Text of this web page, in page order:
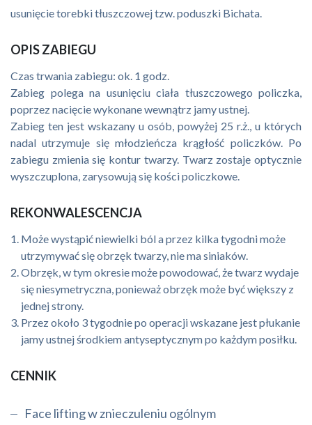
usunięcie torebki tłuszczowej tzw. poduszki Bichata.
OPIS ZABIEGU
Czas trwania zabiegu: ok. 1 godz.
Zabieg polega na usunięciu ciała tłuszczowego policzka,
poprzez nacięcie wykonane wewnątrz jamy ustnej.
Zabieg ten jest wskazany u osób, powyżej 25 r.ż., u których
nadal utrzymuje się młodzieńcza krągłość policzków. Po
zabiegu zmienia się kontur twarzy. Twarz zostaje optycznie
wyszczuplona, zarysowują się kości policzkowe.
REKONWALESCENCJA
Może wystąpić niewielki ból a przez kilka tygodni może
utrzymywać się obrzęk twarzy, nie ma siniaków.
Obrzęk, w tym okresie może powodować, że twarz wydaje
się niesymetryczna, ponieważ obrzęk może być większy z
jednej strony.
Przez około 3 tygodnie po operacji wskazane jest płukanie
jamy ustnej środkiem antyseptycznym po każdym posiłku.
CENNIK
Face lifting w znieczuleniu ogólnym